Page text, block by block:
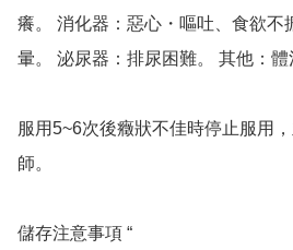
癢。 消化器：惡心・嘔吐、食欲不
暈。 泌尿器：排尿困難。 其他：體
服用5~6次後癥狀不佳時停止服用
師。
儲存注意事項 “